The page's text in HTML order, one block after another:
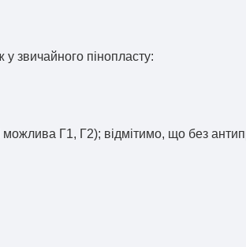
звичайного пінопласту:
можлива Г1, Г2); відмітимо, що без